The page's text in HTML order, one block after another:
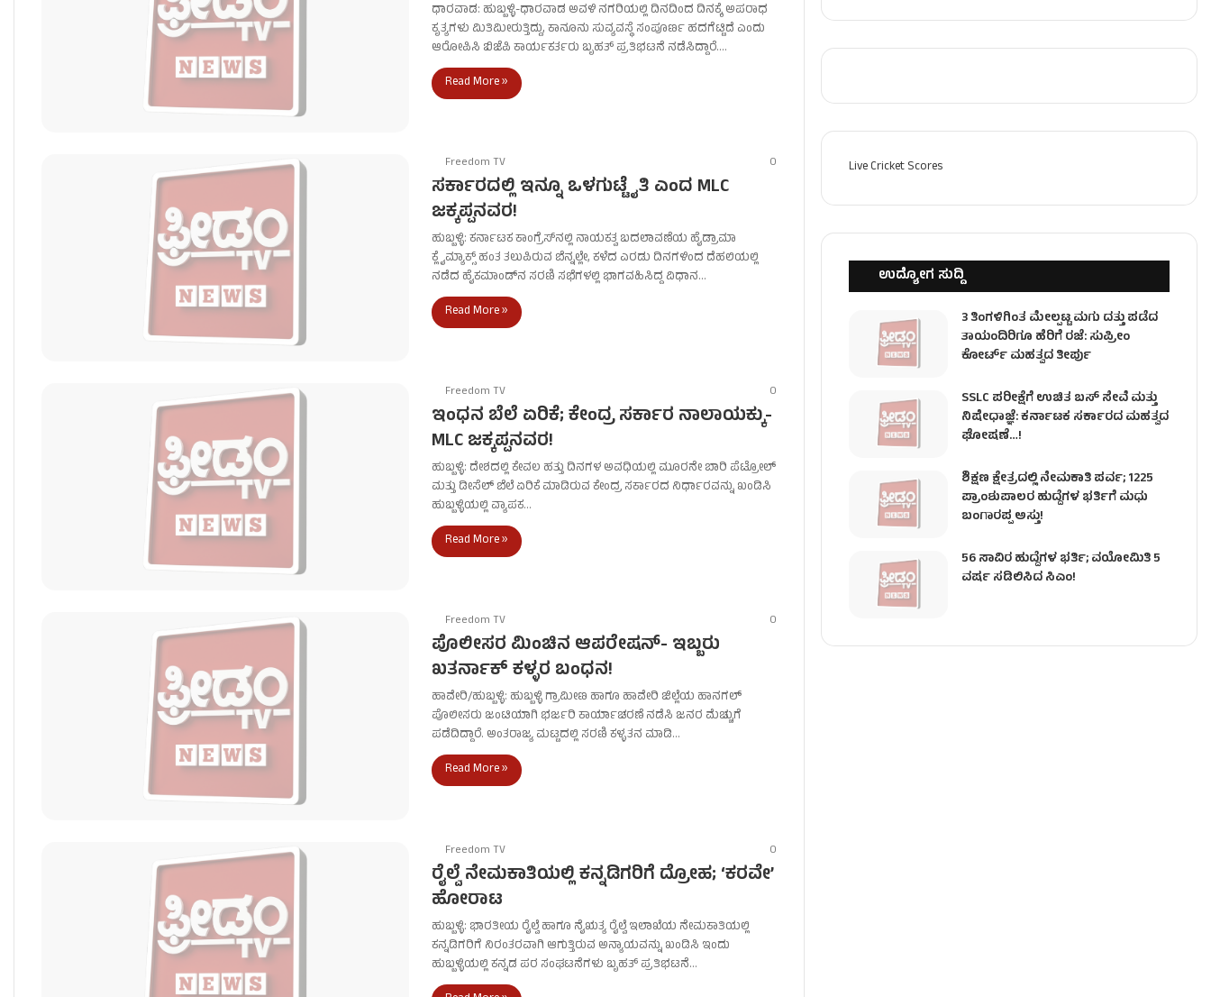
ಧಾರವಾಡ: ಹುಬ್ಬಳ್ಳಿ-ಧಾರವಾಡ ಅವಳಿ ನಗರಿಯಲ್ಲಿ ದಿನದಿಂದ ದಿನಕ್ಕೆ ಅಪರಾಧ
ಕೃತ್ಯಗಳು ಮಿತಿಮೀರುತ್ತಿದ್ದು, ಕಾನೂನು ಸುವ್ಯವಸ್ಥೆ ಸಂಪೂರ್ಣ ಹದಗೆಟ್ಟಿದೆ ಎಂದು
ಆರೋಪಿಸಿ ಬಿಜೆಪಿ ಕಾರ್ಯಕರ್ತರು ಬೃಹತ್ ಪ್ರತಿಭಟನೆ ನಡೆಸಿದ್ದಾರೆ.…
Read More »
Freedom TV 0
ಸರ್ಕಾರದಲ್ಲಿ ಇನ್ನೂ ಒಳಗುಟ್ಟೈತಿ ಎಂದ MLC
ಜಕ್ಕಪ್ಪನವರ!
ಹುಬ್ಬಳ್ಳಿ: ಕರ್ನಾಟಕ ಕಾಂಗ್ರೆಸ್‌ನಲ್ಲಿ ನಾಯಕತ್ವ ಬದಲಾವಣೆಯ ಹೈಡ್ರಾಮಾ
ಕ್ಲೈಮ್ಯಾಕ್ಸ್ ಹಂತ ತಲುಪಿರುವ ಬೆನ್ನಲ್ಲೇ, ಕಳೆದ ಎರಡು ದಿನಗಳಿಂದ ದೆಹಲಿಯಲ್ಲಿ
ನಡೆದ ಹೈಕಮಾಂಡ್‌ನ ಸರಣಿ ಸಭೆಗಳಲ್ಲಿ ಭಾಗವಹಿಸಿದ್ದ ವಿಧಾನ…
Read More »
Freedom TV 0
ಇಂಧನ ಬೆಲೆ ಏರಿಕೆ; ಕೇಂದ್ರ ಸರ್ಕಾರ ನಾಲಾಯಕ್ಕು-
MLC ಜಕ್ಕಪ್ಪನವರ!
ಹುಬ್ಬಳ್ಳಿ: ದೇಶದಲ್ಲಿ ಕೇವಲ ಹತ್ತು ದಿನಗಳ ಅವಧಿಯಲ್ಲಿ ಮೂರನೇ ಬಾರಿ ಪೆಟ್ರೋಲ್
ಮತ್ತು ಡೀಸೆಲ್ ಬೆಲೆ ಏರಿಕೆ ಮಾಡಿರುವ ಕೇಂದ್ರ ಸರ್ಕಾರದ ನಿರ್ಧಾರವನ್ನು ಖಂಡಿಸಿ
ಹುಬ್ಬಳ್ಳಿಯಲ್ಲಿ ವ್ಯಾಪಕ…
Read More »
Freedom TV 0
ಪೊಲೀಸರ ಮಿಂಚಿನ ಆಪರೇಷನ್- ಇಬ್ಬರು
ಖತರ್ನಾಕ್ ಕಳ್ಳರ ಬಂಧನ!
ಹಾವೇರಿ/ಹುಬ್ಬಳ್ಳಿ: ಹುಬ್ಬಳ್ಳಿ ಗ್ರಾಮೀಣ ಹಾಗೂ ಹಾವೇರಿ ಜಿಲ್ಲೆಯ ಹಾನಗಲ್
ಪೊಲೀಸರು ಜಂಟಿಯಾಗಿ ಭರ್ಜರಿ ಕಾರ್ಯಾಚರಣೆ ನಡೆಸಿ ಜನರ ಮೆಚ್ಚುಗೆ
ಪಡೆದಿದ್ದಾರೆ. ಅಂತರಾಜ್ಯ ಮಟ್ಟದಲ್ಲಿ ಸರಣಿ ಕಳ್ಳತನ ಮಾಡಿ…
Read More »
Freedom TV 0
ರೈಲ್ವೆ ನೇಮಕಾತಿಯಲ್ಲಿ ಕನ್ನಡಿಗರಿಗೆ ದ್ರೋಹ; ‘ಕರವೇ’
ಹೋರಾಟ
ಹುಬ್ಬಳ್ಳಿ: ಭಾರತೀಯ ರೈಲ್ವೆ ಹಾಗೂ ನೈಋತ್ಯ ರೈಲ್ವೆ ಇಲಾಖೆಯ ನೇಮಕಾತಿಯಲ್ಲಿ
ಕನ್ನಡಿಗರಿಗೆ ನಿರಂತರವಾಗಿ ಆಗುತ್ತಿರುವ ಅನ್ಯಾಯವನ್ನು ಖಂಡಿಸಿ ಇಂದು
ಹುಬ್ಬಳ್ಳಿಯಲ್ಲಿ ಕನ್ನಡ ಪರ ಸಂಘಟನೆಗಳು ಬೃಹತ್ ಪ್ರತಿಭಟನೆ…
Live Cricket Scores
ಉದ್ಯೋಗ ಸುದ್ದಿ
3 ತಿಂಗಳಿಗಿಂತ ಮೇಲ್ಪಟ್ಟ ಮಗು ದತ್ತು ಪಡೆದ
ತಾಯಂದಿರಿಗೂ ಹೆರಿಗೆ ರಜೆ: ಸುಪ್ರೀಂ
ಕೋರ್ಟ್ ಮಹತ್ವದ ತೀರ್ಪು
SSLC ಪರೀಕ್ಷೆಗೆ ಉಚಿತ ಬಸ್ ಸೇವೆ ಮತ್ತು
ನಿಷೇಧಾಜ್ಞೆ: ಕರ್ನಾಟಕ ಸರ್ಕಾರದ ಮಹತ್ವದ
ಘೋಷಣೆ…!
ಶಿಕ್ಷಣ ಕ್ಷೇತ್ರದಲ್ಲಿ ನೇಮಕಾತಿ ಪರ್ವ; 1225
ಪ್ರಾಂಶುಪಾಲರ ಹುದ್ದೆಗಳ ಭರ್ತಿಗೆ ಮಧು
ಬಂಗಾರಪ್ಪ ಅಸ್ತು!
56 ಸಾವಿರ ಹುದ್ದೆಗಳ ಭರ್ತಿ; ವಯೋಮಿತಿ 5
ವರ್ಷ ಸಡಿಲಿಸಿದ ಸಿಎಂ!